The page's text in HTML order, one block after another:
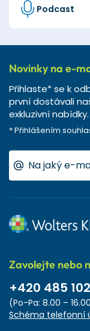
Podcast
Novinky na e-
Přihlaste* se k
první dostávali
exkluzivní nabídky.
* Přihlášením
Zavolejte nebo
+420 485
(Po-Pa: 8.00 –
Schéma telefonní